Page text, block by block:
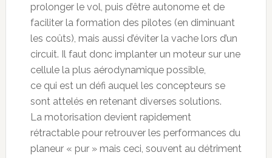
prolonger le vol, puis d’être autonome et de
faciliter la formation des pilotes (en diminuant
les coûts), mais aussi d’éviter la vache lors d’un
circuit. Il faut donc implanter un moteur sur une
cellule la plus aérodynamique possible,
ce qui est un défi auquel les concepteurs se
sont attelés en retenant diverses solutions.
La motorisation devient rapidement
rétractable pour retrouver les performances du
planeur « pur » mais ceci, souvent au détriment